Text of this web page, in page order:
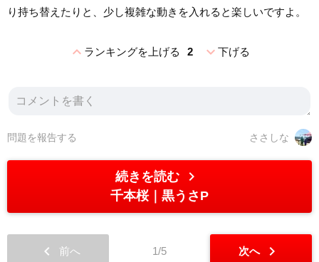
り持ち替えたりと、少し複雑な動きを入れると楽しいですよ。
expand_lessランキングを上げる 2 expand_more下げる
ささしな
問題を報告する
続きを読む chevron_right
千本桜 黒うさP
chevron_left 前へ 1/5 次へ chevron_right